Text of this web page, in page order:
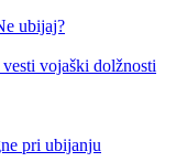
ubijaj?
vojaški dolžnosti
pri ubijanju